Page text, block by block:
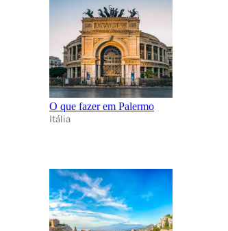
O que fazer em Palermo
Itália